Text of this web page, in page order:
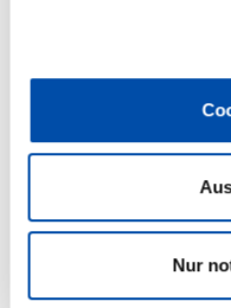
Nur
Telefon:
kirchengemeinde-
+